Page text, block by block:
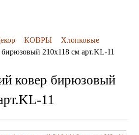
стеклом
Мозаичные
ДОСТАВКА
и ОПЛАТА
КОВРЫ
Хлопковые
210х118 см арт.KL-11
ковер бирюзовый
11